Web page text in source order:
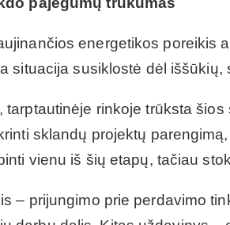
energetikos poreikis
situacija susiklostė dėl
tarptautinėje rinkoje trūksta
sklandų projektų
vienu iš šių etapų, tačiau
– prijungimo prie perdavimo